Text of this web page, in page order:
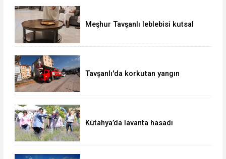
Meşhur Tavşanlı leblebisi kutsal
Tavşanlı'da korkutan yangın
Kütahya’da lavanta hasadı